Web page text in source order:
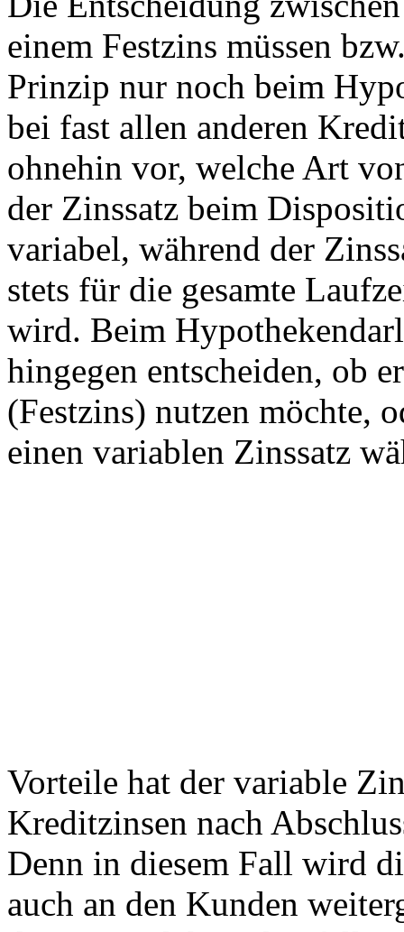
einem Festzins müssen
Prinzip nur noch beim
bei fast allen anderen
ohnehin vor, welche Art
der Zinssatz beim
variabel, während der
stets für die gesamte
wird. Beim
hingegen entscheiden, ob
(Festzins) nutzen möchte,
einen variablen Zinssatz
Vorteile hat der variable
Kreditzinsen nach
Denn in diesem Fall wird
auch an den Kunden